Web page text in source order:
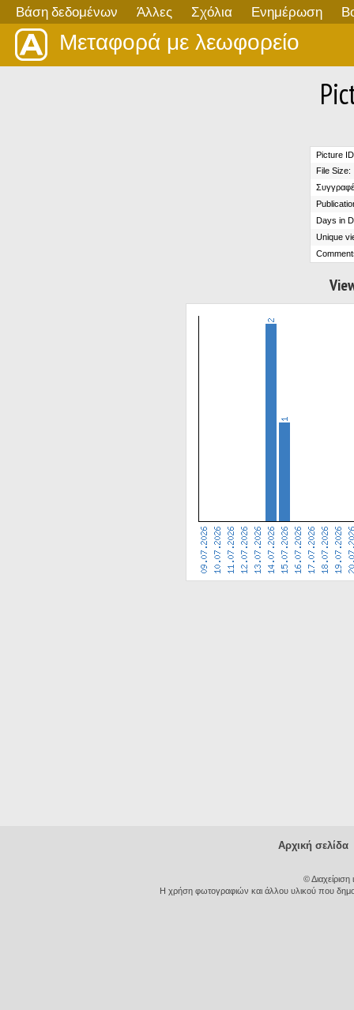
Βάση δεδομένων Άλλες Σχόλια Ενημέρωση
Μεταφορά με λεωφορείο
Picture
File Size:
Days in
Unique
Αρχική σελίδα
©
Η χρήση φωτογραφιών και άλλου υλικού που